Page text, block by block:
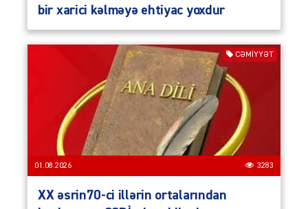
bir xarici kəlməyə ehtiyac yoxdur
CƏMIYYƏT
01.08.2026 3283
XX əsrin70-ci illərin ortalarından